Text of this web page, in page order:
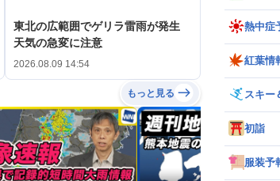
東北の広範囲でゲリラ雷雨が発生
天気の急変に注意
2026.08.09 14:54
もっと見る
熱中症
紅葉情
スキー
初詣
服装予